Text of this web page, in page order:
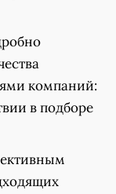
компаний:
в подборе